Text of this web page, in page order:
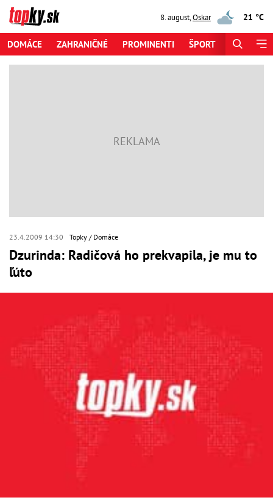
8. august,Oskar 21 °C
DOMÁCE ZAHRANIČNÉ PROMINENTI ŠPORT
23.4.2009 14:30 Topky Domáce
Dzurinda: Radičová ho prekvapila, je mu to
ľúto